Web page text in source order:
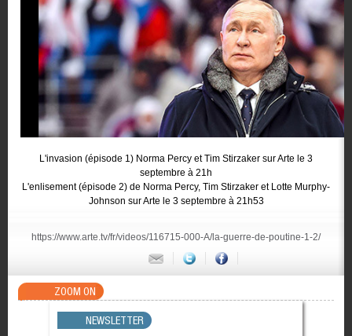
L'invasion (épisode 1) Norma Percy et Tim Stirzaker sur Arte le 3
septembre à 21h
L'enlisement (épisode 2) de Norma Percy, Tim Stirzaker et Lotte Murphy-
Johnson sur Arte le 3 septembre à 21h53
https://www.arte.tv/fr/videos/116715-000-A/la-guerre-de-poutine-1-2/
ZOOM ON
NEWSLETTER